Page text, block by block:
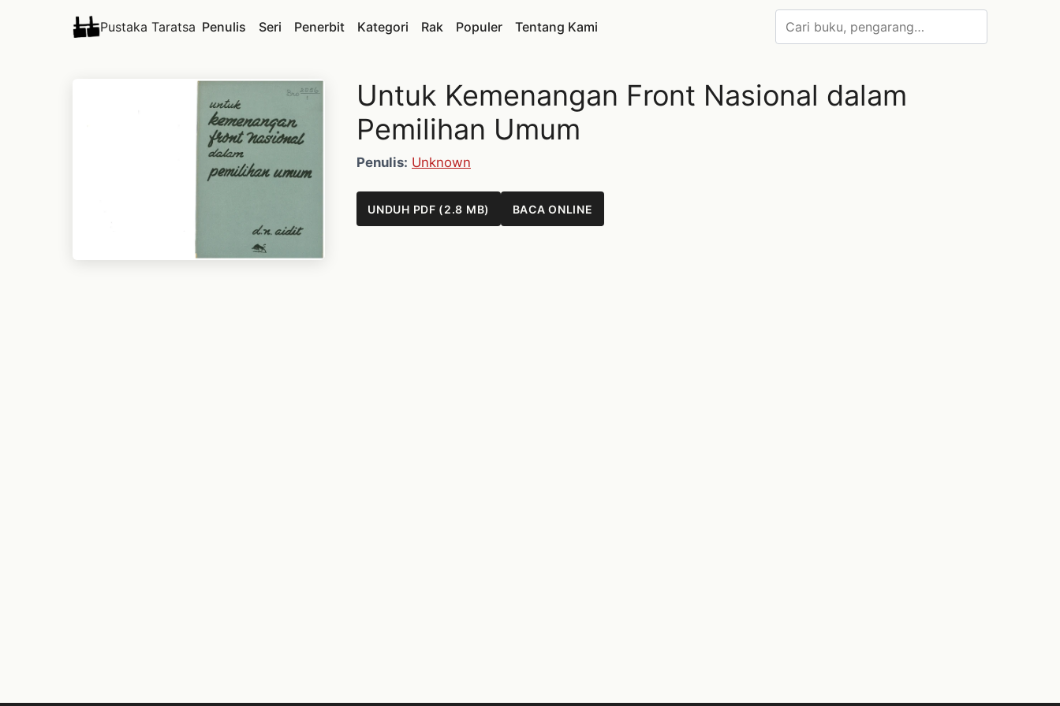
Pustaka Taratsa Penulis Seri Penerbit Kategori Rak Populer Tentang Kami
Untuk Kemenangan Front Nasional dalam
Pemilihan Umum
Penulis: Unknown
UNDUH PDF (2.8 MB) BACA ONLINE